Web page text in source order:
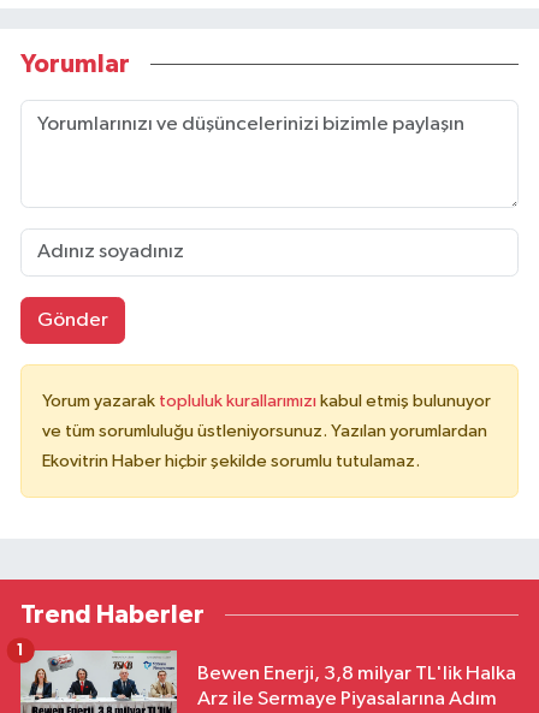
Yorumlar
Gönder
Yorum yazarak topluluk kurallarımızı kabul etmiş bulunuyor
ve tüm sorumluluğu üstleniyorsunuz. Yazılan yorumlardan
Ekovitrin Haber hiçbir şekilde sorumlu tutulamaz.
Trend Haberler
Bewen Enerji, 3,8 milyar TL'lik Halka
Arz ile Sermaye Piyasalarına Adım
1